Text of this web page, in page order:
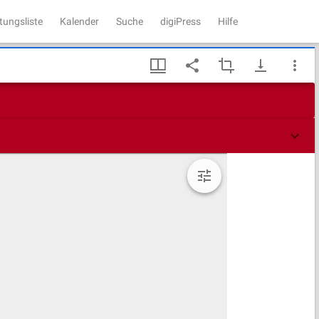
Kalender Suche digiPress Hilfe